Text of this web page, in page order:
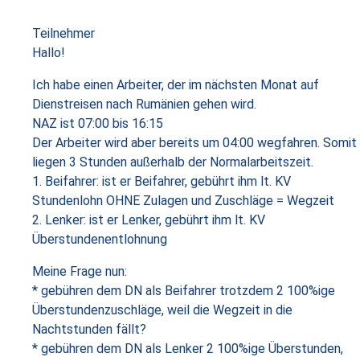
Teilnehmer
Hallo!
Ich habe einen Arbeiter, der im nächsten Monat auf
Dienstreisen nach Rumänien gehen wird.
NAZ ist 07:00 bis 16:15
Der Arbeiter wird aber bereits um 04:00 wegfahren. Somit
liegen 3 Stunden außerhalb der Normalarbeitszeit.
1. Beifahrer: ist er Beifahrer, gebührt ihm lt. KV
Stundenlohn OHNE Zulagen und Zuschläge = Wegzeit
2. Lenker: ist er Lenker, gebührt ihm lt. KV
Überstundenentlohnung
Meine Frage nun:
* gebühren dem DN als Beifahrer trotzdem 2 100%ige
Überstundenzuschläge, weil die Wegzeit in die
Nachtstunden fällt?
* gebühren dem DN als Lenker 2 100%ige Überstunden,